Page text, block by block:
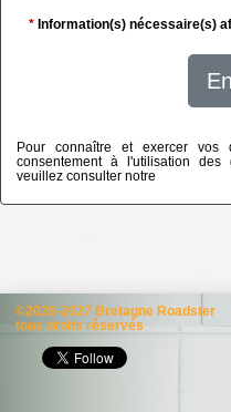
* Information(s) nécessaire(s)
Pour connaître et exercer vos
consentement à l'utilisation
veuillez consulter notre
©2026-2027 Bretagne Roadster
tous droits réservés